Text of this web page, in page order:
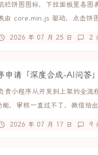
栏饼图图标，下拉面板里各图
由 core.min.js 驱动，点击饼
2026 年 07 月 25 日 2
申请「深度合成-AI问答
责小程序从开发到上架的全流
，审核一直过不了，微信给出
2026 年 07 月 17 日 9